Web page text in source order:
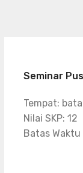
Seminar
Tempat:
Nilai SKP: 12
Batas